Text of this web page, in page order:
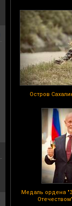
Остров
Медаль ордена